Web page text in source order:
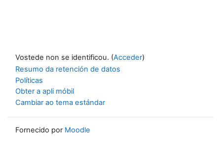
Vostede non se identificou. (Acceder)
Resumo da retención de datos
Políticas
Obter a apli móbil
Cambiar ao tema estándar
Fornecido por Moodle